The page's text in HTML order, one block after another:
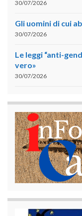
30/07/2026
Gli uomini di cui
30/07/2026
Le leggi “anti-
vero»
30/07/2026